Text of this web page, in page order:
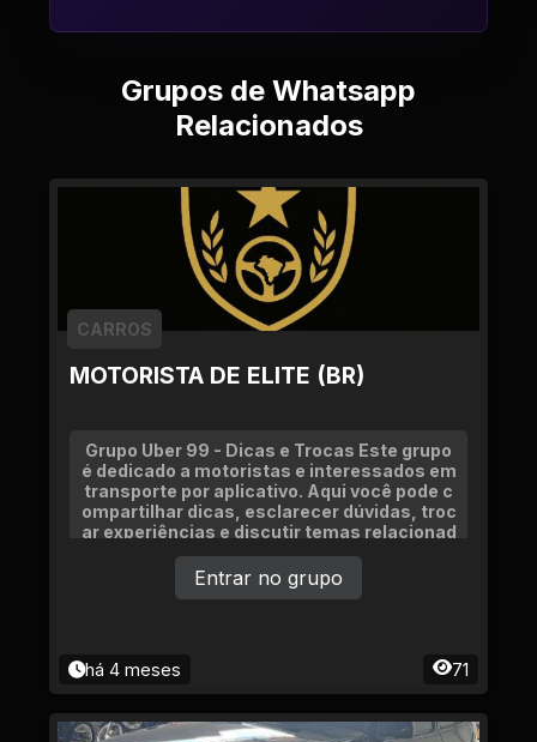
Grupos de Whatsapp
Relacionados
MOTORISTA DE ELITE (BR)
CARROS
Grupo Uber 99 - Dicas e Trocas Este grupo
é dedicado a motoristas e interessados em
transporte por aplicativo. Aqui você pode c
ompartilhar dicas, esclarecer dúvidas, troc
ar experiências e discutir temas relacionad
os a Uber, 99 e outros apps.
há 4 meses 71
Entrar no grupo